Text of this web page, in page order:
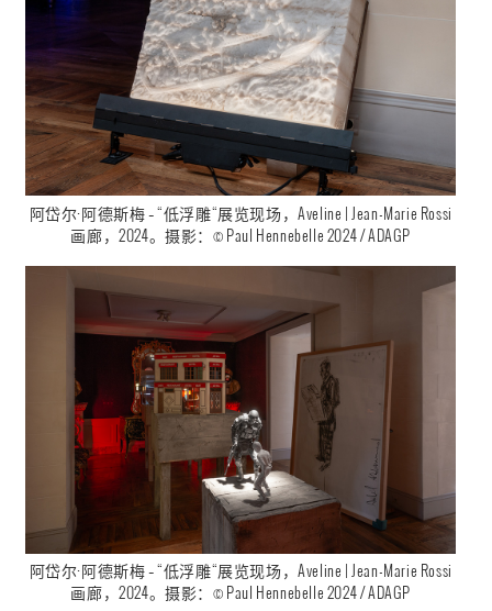
阿岱尔·阿德斯梅 – “低浮雕“展览现场，Aveline | Jean-Marie Rossi
画廊，2024。摄影：© Paul Hennebelle 2024 / ADAGP
阿岱尔·阿德斯梅 – “低浮雕“展览现场，Aveline | Jean-Marie Rossi
画廊，2024。摄影：© Paul Hennebelle 2024 / ADAGP